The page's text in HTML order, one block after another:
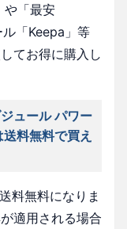
や「最安
「Keepa」等
てお得に購入し
ュール パワー
料無料で買え
料無料になりま
適用される場合